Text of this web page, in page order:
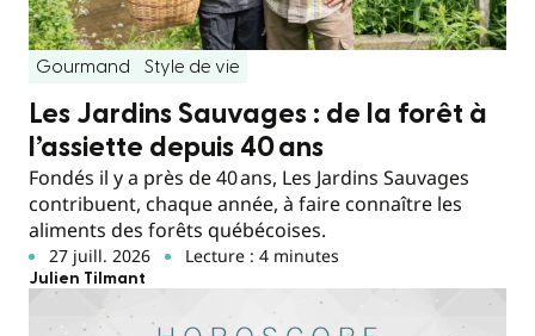
Gourmand Style de vie
Les Jardins Sauvages : de la forêt à
l’assiette depuis 40 ans
Fondés il y a près de 40 ans, Les Jardins Sauvages
contribuent, chaque année, à faire connaître les
aliments des forêts québécoises.
27 juill. 2026 Lecture : 4 minutes
Julien Tilmant